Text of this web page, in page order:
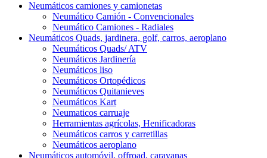
Neumáticos camiones y camionetas
Neumático Camión - Convencionales
Neumático Camiones - Radiales
Neumáticos Quads, jardinera, golf, carros, aeroplano
Neumáticos Quads/ ATV
Neumáticos Jardinería
Neumáticos liso
Neumáticos Ortopédicos
Neumáticos Quitanieves
Neumáticos Kart
Neumaticos carruaje
Herramientas agrícolas, Henificadoras
Neumáticos carros y carretillas
Neumáticos aeroplano
Neumáticos automóvil, offroad, caravanas